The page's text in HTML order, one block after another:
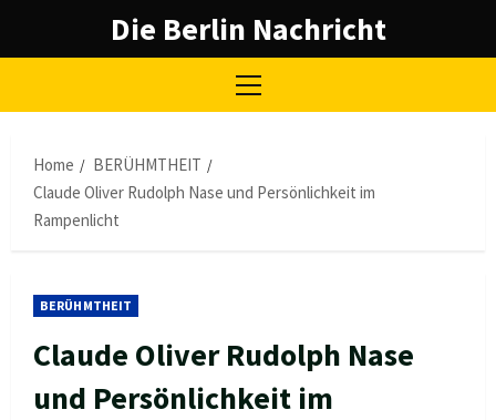
Die Berlin Nachricht
Primary
Home
BERÜHMTHEIT
Claude Oliver Rudolph Nase und Persönlichkeit im
Rampenlicht
BERÜHMTHEIT
Claude Oliver Rudolph Nase
und Persönlichkeit im